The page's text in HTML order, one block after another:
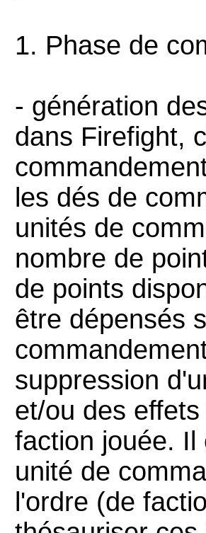
1. Phase de
- génération
dans Firefight,
les dés de
unités de
nombre de
de points
être dépensés
suppression
et/ou des
faction jouée.
unité de
l'ordre (de